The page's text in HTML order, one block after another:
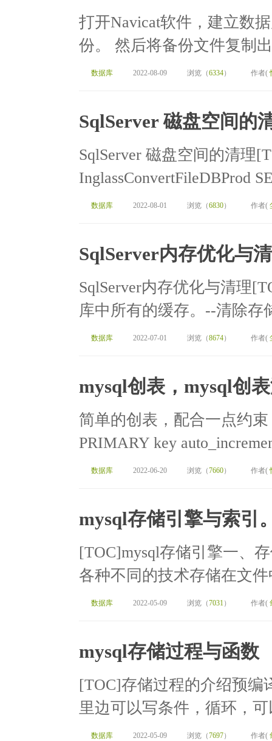
打开Navicat软件，建立数
份。 然后将备份文件复制
数据库 2022-08-09 浏览（6334） 作者(
SqlServer 磁盘空间的
SqlServer 磁盘空间的清理
InglassConvertFileDBProd
数据库 2022-08-01 浏览（6830） 作者(
SqlServer内存优化与
SqlServer内存优化与清理
库中所有的缓存。--清除存
数据库 2022-07-01 浏览（8674） 作者(
mysql创表，mysql创
简单的创表，配合一点约束
PRIMARY key
数据库 2022-06-20 浏览（7660） 作者(
mysql存储引擎与索引
[TOC]mysql存储引擎一、
各种不同的技术存储在文
数据库 2022-05-09 浏览（7031） 作者(
mysql存储过程与函数
[TOC]存储过程的介绍预编
里边可以写条件，循环，
数据库 2022-05-09 浏览（7697） 作者(